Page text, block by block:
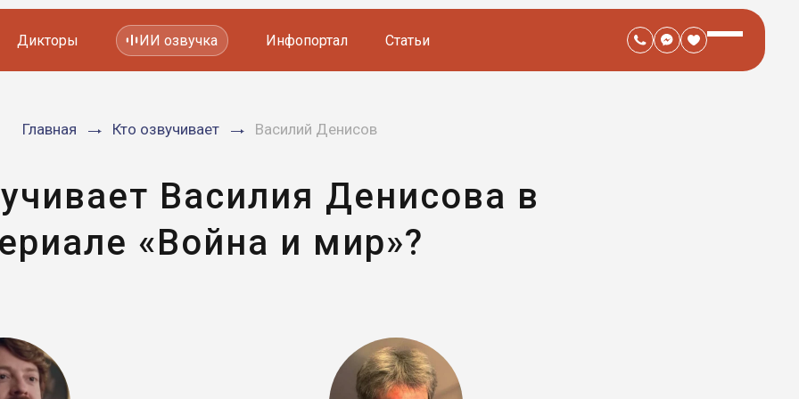
Мультфильмов
Дикторы ИИ озвучка Инфопортал Статьи
Главная Кто озвучивает Василий Денисов
Василия Денисова в
«Война и мир»?